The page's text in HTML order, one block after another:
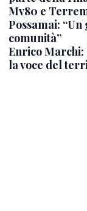
Mv80 e
Possamai:
comunità”
Enrico Marchi:
la voce del